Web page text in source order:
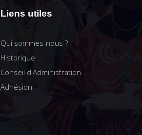
Liens utiles
Qui sommes-nous ?
Historique
Conseil d'Administration
Adhésion